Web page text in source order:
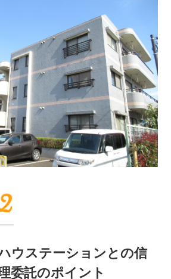
ウステーションとの信
委託のポイント